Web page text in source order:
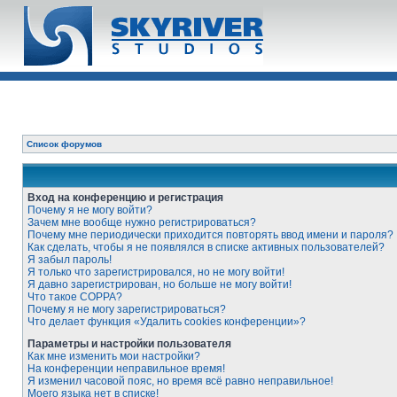
Список форумов
Вход на конференцию и регистрация
Почему я не могу войти?
Зачем мне вообще нужно регистрироваться?
Почему мне периодически приходится повторять ввод имени и пароля?
Как сделать, чтобы я не появлялся в списке активных пользователей?
Я забыл пароль!
Я только что зарегистрировался, но не могу войти!
Я давно зарегистрирован, но больше не могу войти!
Что такое COPPA?
Почему я не могу зарегистрироваться?
Что делает функция «Удалить cookies конференции»?
Параметры и настройки пользователя
Как мне изменить мои настройки?
На конференции неправильное время!
Я изменил часовой пояс, но время всё равно неправильное!
Моего языка нет в списке!